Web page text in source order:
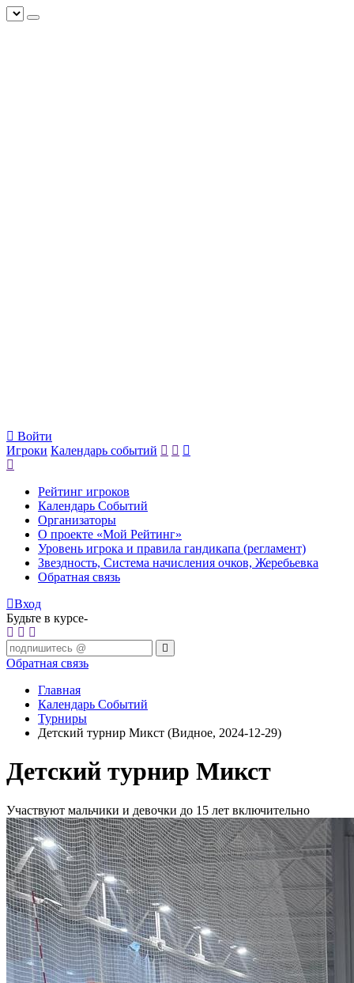
Войти
Игроки Календарь событий
Рейтинг игроков
Календарь Событий
Организаторы
О проекте «Мой Рейтинг»
Уровень игрока и правила гандикапа (регламент)
Звездность, Система начисления очков, Жеребьевка
Обратная связь
Вход
Будьте в курсе-
Обратная связь
Главная
Календарь Событий
Турниры
Детский турнир Микст (Видное, 2024-12-29)
Детский турнир Микст
Участвуют мальчики и девочки до 15 лет включительно